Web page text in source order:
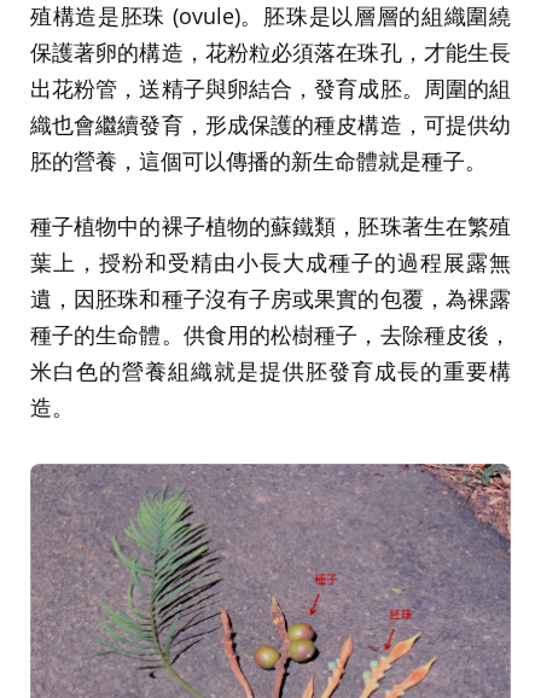
殖構造是胚珠 (ovule)。胚珠是以層層的組織圍繞
保護著卵的構造，花粉粒必須落在珠孔，才能生長
出花粉管，送精子與卵結合，發育成胚。周圍的組
織也會繼續發育，形成保護的種皮構造，可提供幼
胚的營養，這個可以傳播的新生命體就是種子。
種子植物中的裸子植物的蘇鐵類，胚珠著生在繁殖
葉上，授粉和受精由小長大成種子的過程展露無
遺，因胚珠和種子沒有子房或果實的包覆，為裸露
種子的生命體。供食用的松樹種子，去除種皮後，
米白色的營養組織就是提供胚發育成長的重要構
造。